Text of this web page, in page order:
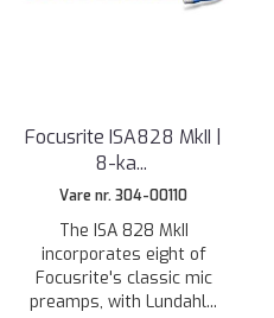
Focusrite ISA828 MkII |
8-ka...
Vare nr. 304-00110
The ISA 828 MkII
incorporates eight of
Focusrite's classic mic
preamps, with Lundahl...